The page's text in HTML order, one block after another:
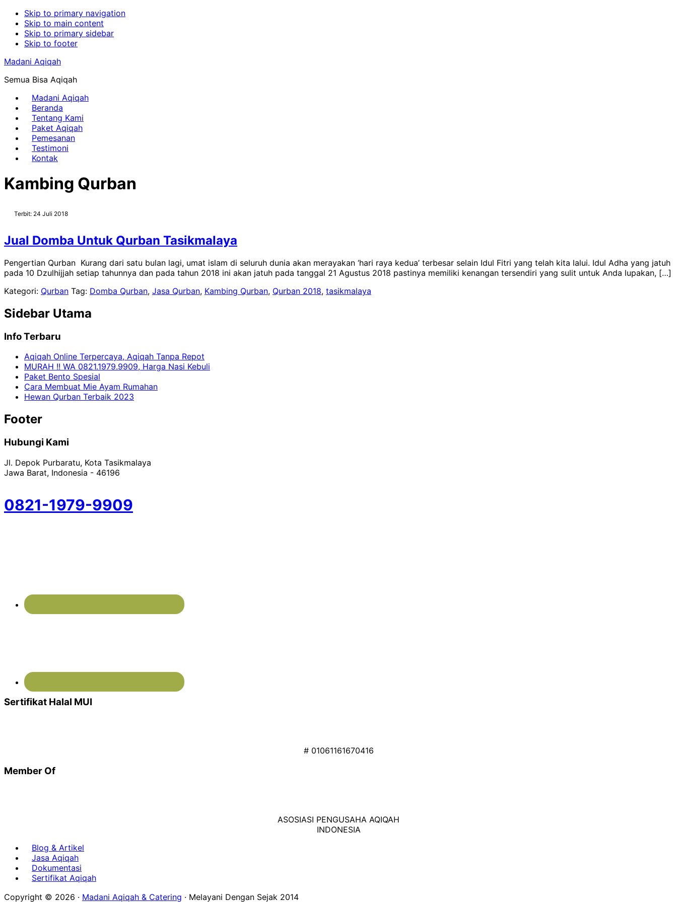
Skip to primary navigation
Skip to main content
Skip to primary sidebar
Skip to footer
Madani Aqiqah
Semua Bisa Aqiqah
Madani Aqiqah
Beranda
Tentang Kami
Paket Aqiqah
Pemesanan
Testimoni
Kontak
Kambing Qurban
Terbit: 24 Juli 2018
Jual Domba Untuk Qurban Tasikmalaya
Pengertian Qurban Kurang dari satu bulan lagi, umat islam di seluruh dunia akan merayakan ‘hari raya kedua’ terbesar selain Idul Fitri yang telah kita lalui. Idul Adha yang jatuh
pada 10 Dzulhijjah setiap tahunnya dan pada tahun 2018 ini akan jatuh pada tanggal 21 Agustus 2018 pastinya memiliki kenangan tersendiri yang sulit untuk Anda lupakan, […]
Kategori: Qurban Tag: Domba Qurban, Jasa Qurban, Kambing Qurban, Qurban 2018, tasikmalaya
Sidebar Utama
Info Terbaru
Aqiqah Online Terpercaya, Aqiqah Tanpa Repot
MURAH !! WA 0821.1979.9909, Harga Nasi Kebuli
Paket Bento Spesial
Cara Membuat Mie Ayam Rumahan
Hewan Qurban Terbaik 2023
Footer
Hubungi Kami
Jl. Depok Purbaratu, Kota Tasikmalaya
Jawa Barat, Indonesia - 46196
0821-1979-9909
Sertifikat Halal MUI
# 01061161670416
Member Of
ASOSIASI PENGUSAHA AQIQAH
INDONESIA
Blog & Artikel
Jasa Aqiqah
Dokumentasi
Sertifikat Aqiqah
Copyright © 2026 · Madani Aqiqah & Catering · Melayani Dengan Sejak 2014